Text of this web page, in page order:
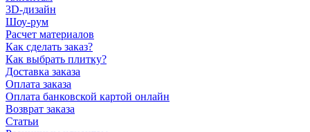
3D-дизайн
Шоу-рум
Расчет материалов
Как сделать заказ?
Как выбрать плитку?
Доставка заказа
Оплата заказа
Оплата банковской картой онлайн
Возврат заказа
Статьи